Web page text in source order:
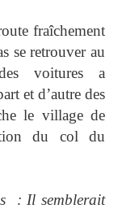
fraîchement
se retrouver au
voitures a
et d’autre des
le village de
du col du
: Il semblerait